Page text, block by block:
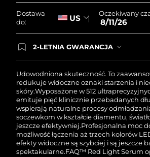
Dostawa
do:
US Oczekiwany
8/11/26
2-LETNIA GWARANCJA
przypadku wystąpienia problemów
od zakupu, FOREO bezpłatnie
Udowodniona skuteczność. To
redukuje widoczne oznaki starzenia i
skóry.Wyposażone w 512
emituje pięć klinicznie przebadanych
wspierają naturalne procesy
soczewkom w kształcie diamentu,
jeszcze efektywniej.Profesjonalna moc
możliwość łączenia aż trzech kolorów
efekty widoczne są szybciej i są jeszcze
spektakularne.FAQ™ Red Light Serum
Korea Południowa
Hiszpania
Szwecja
Szwajcaria
Tajwan